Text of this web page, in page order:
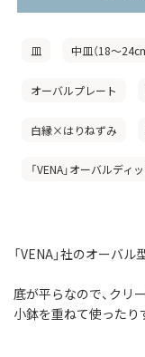
皿 中皿（18〜
オーバルプレート
白縁×はりねずみ
「VENA」オーバルディ
「VENA」社のオーバル
底が平らなので、クリ
小鉢を重ねて使ったり